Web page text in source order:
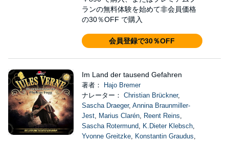
ランの無料体験を始めて非会員価格
の30％OFF で購入
会員登録で30％OFF
Im Land der tausend Gefahren
著者：
Hajo Bremer
ナレーター： Christian Brückner,
Sascha Draeger, Annina Braunmiller-
Jest, Marius Clarén, Reent Reins,
Sascha Rotermund, K.Dieter Klebsch,
Yvonne Greitzke, Konstantin Graudus,